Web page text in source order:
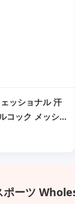
ッショナル 汗
コック メッシュ
ラケット キー
ポーツ